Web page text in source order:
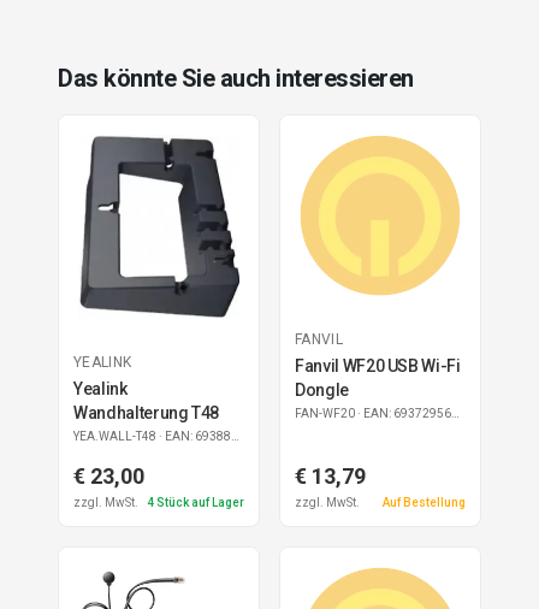
Das könnte Sie auch interessieren
YEALINK
Yealink
Wandhalterung T48
YEA.WALL-T48 · EAN: 6938818301184
€ 23,00
zzgl. MwSt. 4 Stück auf Lager
FANVIL
Fanvil WF20 USB Wi-Fi
Dongle
FAN-WF20 · EAN: 6937295601640
€ 13,79
zzgl. MwSt. Auf Bestellung